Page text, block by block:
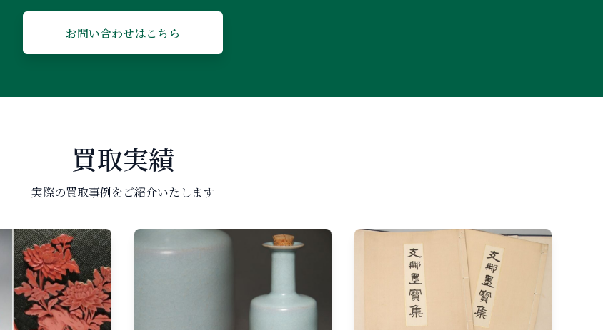
お問い合わせはこちら
買取実績
実際の買取事例をご紹介いたします